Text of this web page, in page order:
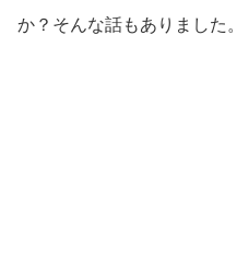
か？そんな話もありました。